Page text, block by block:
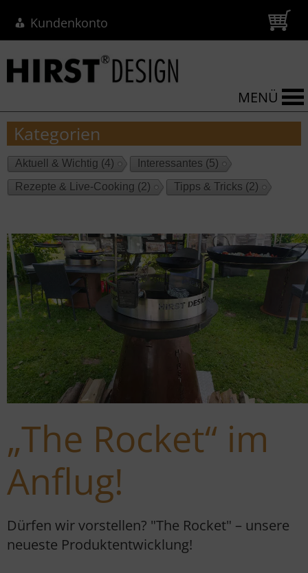
Kundenkonto
MENÜ
Kategorien
Aktuell & Wichtig (4) Interessantes (5)
Rezepte & Live-Cooking (2) Tipps & Tricks (2)
„The Rocket“ im
Anflug!
Dürfen wir vorstellen? "The Rocket" – unsere
neueste Produktentwicklung!